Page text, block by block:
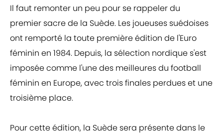
Il faut remonter un peu pour se rappeler du
premier sacre de la Suède. Les joueuses suédoises
ont remporté la toute première édition de l'Euro
féminin en 1984. Depuis, la sélection nordique s'est
imposée comme l'une des meilleures du football
féminin en Europe, avec trois finales perdues et une
troisième place.
Pour cette édition, la Suède sera présente dans le